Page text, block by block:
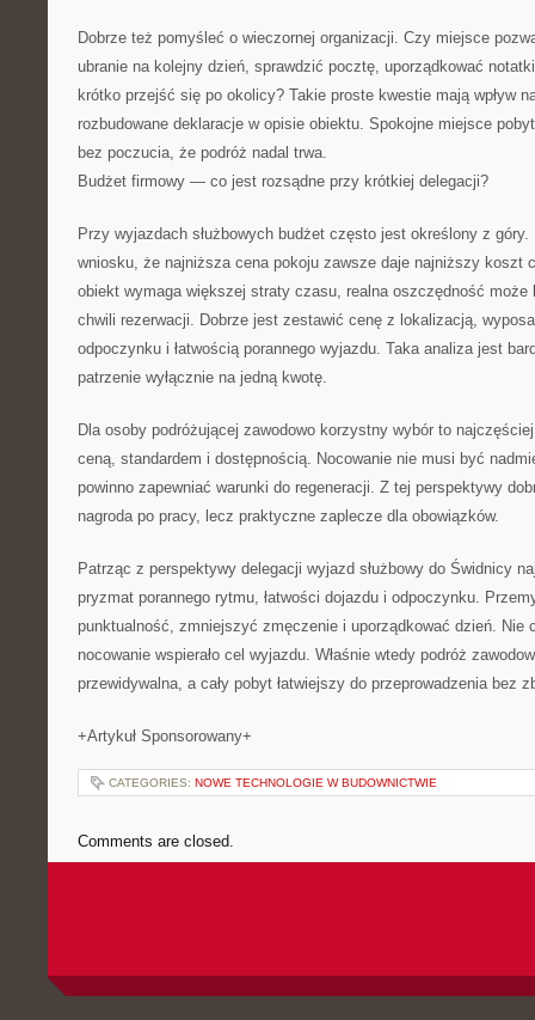
Dobrze też pomyśleć o wieczornej organizacji. Czy miejsce
ubranie na kolejny dzień, sprawdzić pocztę, uporządkować
krótko przejść się po okolicy? Takie proste kwestie mają wpływ
rozbudowane deklaracje w opisie obiektu. Spokojne miejsce
bez poczucia, że podróż nadal trwa.
Budżet firmowy — co jest rozsądne przy krótkiej delegacji?
Przy wyjazdach służbowych budżet często jest określony z
wniosku, że najniższa cena pokoju zawsze daje najniższy koszt
obiekt wymaga większej straty czasu, realna oszczędność
chwili rezerwacji. Dobrze jest zestawić cenę z lokalizacją,
odpoczynku i łatwością porannego wyjazdu. Taka analiza jest
patrzenie wyłącznie na jedną kwotę.
Dla osoby podróżującej zawodowo korzystny wybór to
ceną, standardem i dostępnością. Nocowanie nie musi być
powinno zapewniać warunki do regeneracji. Z tej perspektywy
nagroda po pracy, lecz praktyczne zaplecze dla obowiązków.
Patrząc z perspektywy delegacji wyjazd służbowy do Świdnicy
pryzmat porannego rytmu, łatwości dojazdu i odpoczynku.
punktualność, zmniejszyć zmęczenie i uporządkować dzień. Nie
nocowanie wspierało cel wyjazdu. Właśnie wtedy podróż
przewidywalna, a cały pobyt łatwiejszy do przeprowadzenia bez
+Artykuł Sponsorowany+
CATEGORIES: NOWE TECHNOLOGIE W BUDOWNICTWIE
Comments are closed.